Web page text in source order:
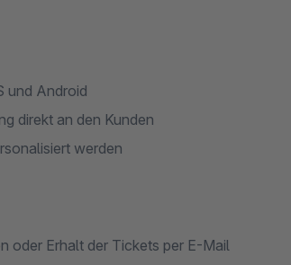
und Android
direkt an den Kunden
werden
oder Erhalt der Tickets per E-Mail